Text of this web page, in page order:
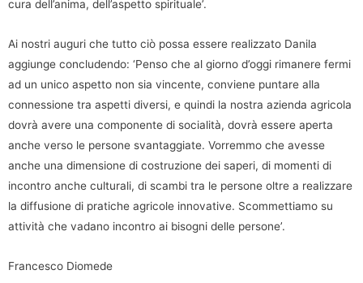
cura dell’anima, dell’aspetto spirituale’.
Ai nostri auguri che tutto ciò possa essere realizzato Danila
aggiunge concludendo: ‘Penso che al giorno d’oggi rimanere fermi
ad un unico aspetto non sia vincente, conviene puntare alla
connessione tra aspetti diversi, e quindi la nostra azienda agricola
dovrà avere una componente di socialità, dovrà essere aperta
anche verso le persone svantaggiate. Vorremmo che avesse
anche una dimensione di costruzione dei saperi, di momenti di
incontro anche culturali, di scambi tra le persone oltre a realizzare
la diffusione di pratiche agricole innovative. Scommettiamo su
attività che vadano incontro ai bisogni delle persone’.
Francesco Diomede